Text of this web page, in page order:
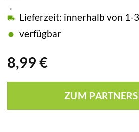
8,99 €
Lieferzeit: innerhalb von 1-
verfügbar
ZUM